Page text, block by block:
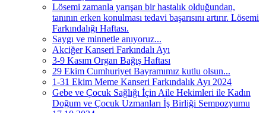
Lösemi zamanla yarışan bir hastalık olduğundan,
tanının erken konulması tedavi başarısını artırır. Lösemi
Farkındalığı Haftası.
Saygı ve minnetle anıyoruz...
Akciğer Kanseri Farkındalı Ayı
3-9 Kasım Organ Bağış Haftası
29 Ekim Cumhuriyet Bayramımız kutlu olsun...
1-31 Ekim Meme Kanseri Farkındalık Ayı 2024
Gebe ve Çocuk Sağlığı İçin Aile Hekimleri ile Kadın
Doğum ve Çocuk Uzmanları İş Birliği Sempozyumu